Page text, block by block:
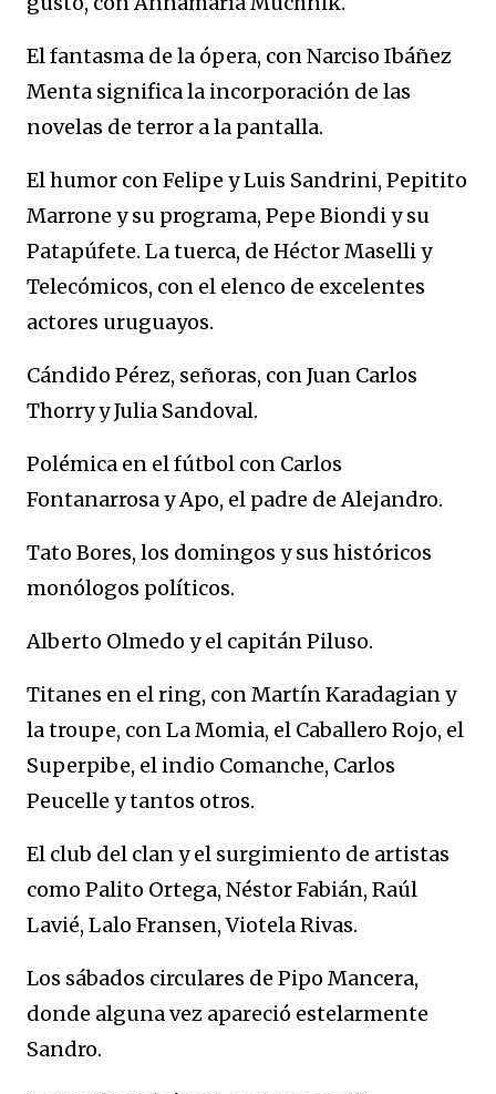
El fantasma de la ópera, con Narciso Ibáñez
Menta significa la incorporación de las
novelas de terror a la pantalla.
El humor con Felipe y Luis Sandrini, Pepitito
Marrone y su programa, Pepe Biondi y su
Patapúfete. La tuerca, de Héctor Maselli y
Telecómicos, con el elenco de excelentes
actores uruguayos.
Cándido Pérez, señoras, con Juan Carlos
Thorry y Julia Sandoval.
Polémica en el fútbol con Carlos
Fontanarrosa y Apo, el padre de Alejandro.
Tato Bores, los domingos y sus históricos
monólogos políticos.
Alberto Olmedo y el capitán Piluso.
Titanes en el ring, con Martín Karadagian y
la troupe, con La Momia, el Caballero Rojo, el
Superpibe, el indio Comanche, Carlos
Peucelle y tantos otros.
El club del clan y el surgimiento de artistas
como Palito Ortega, Néstor Fabián, Raúl
Lavié, Lalo Fransen, Viotela Rivas.
Los sábados circulares de Pipo Mancera,
donde alguna vez apareció estelarmente
Sandro.